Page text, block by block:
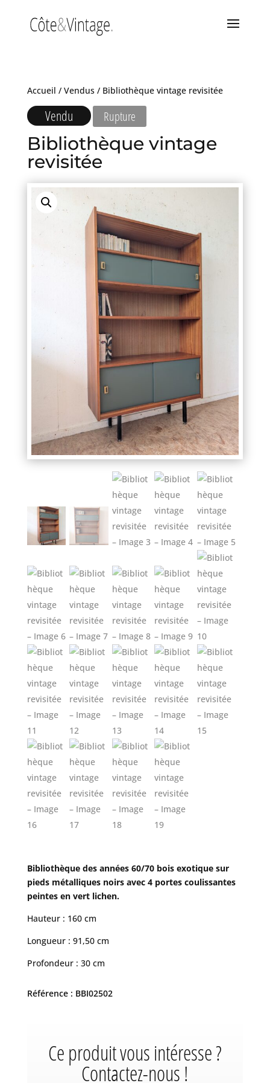
Accueil / Vendus/ Bibliothèque vintage revisitée
Vendu Rupture
Bibliothèque vintage
revisitée
Bibliothèque des années 60/70 bois exotique sur
pieds métalliques noirs avec 4 portes coulissantes
peintes en vert lichen.
Hauteur : 160 cm
Longueur : 91,50 cm
Profondeur : 30 cm
Référence : BBI02502
Ce produit vous intéresse ?
Contactez-nous !